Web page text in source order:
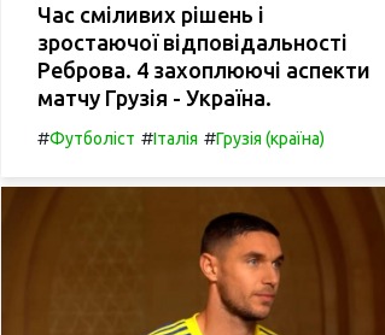
Час сміливих рішень і
зростаючої відповідальності
Реброва. 4 захоплюючі аспекти
матчу Грузія - Україна.
#Футболіст #Італія #Грузія (країна)